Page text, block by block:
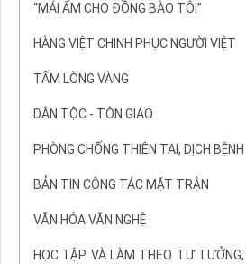
“MÁI ẤM CHO ĐỒNG BÀO TÔI”
HÀNG VIỆT CHINH PHỤC NGƯỜI VIỆT
TẤM LÒNG VÀNG
DÂN TỘC - TÔN GIÁO
PHÒNG CHỐNG THIÊN TAI, DỊCH BỆNH
BẢN TIN CÔNG TÁC MẶT TRẬN
VĂN HÓA VĂN NGHỆ
HỌC TẬP VÀ LÀM THEO TƯ